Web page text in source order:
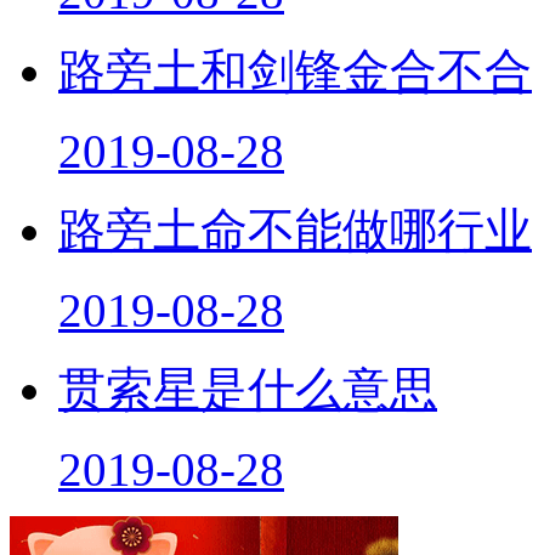
路旁土和剑锋金合不合
2019-08-28
路旁土命不能做哪行业
2019-08-28
贯索星是什么意思
2019-08-28